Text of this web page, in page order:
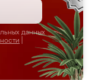
данных